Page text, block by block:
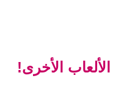
الأخرى!